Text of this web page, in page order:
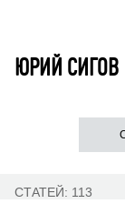
ЮРИЙ СИГОВ
СТАТЕЙ: 113